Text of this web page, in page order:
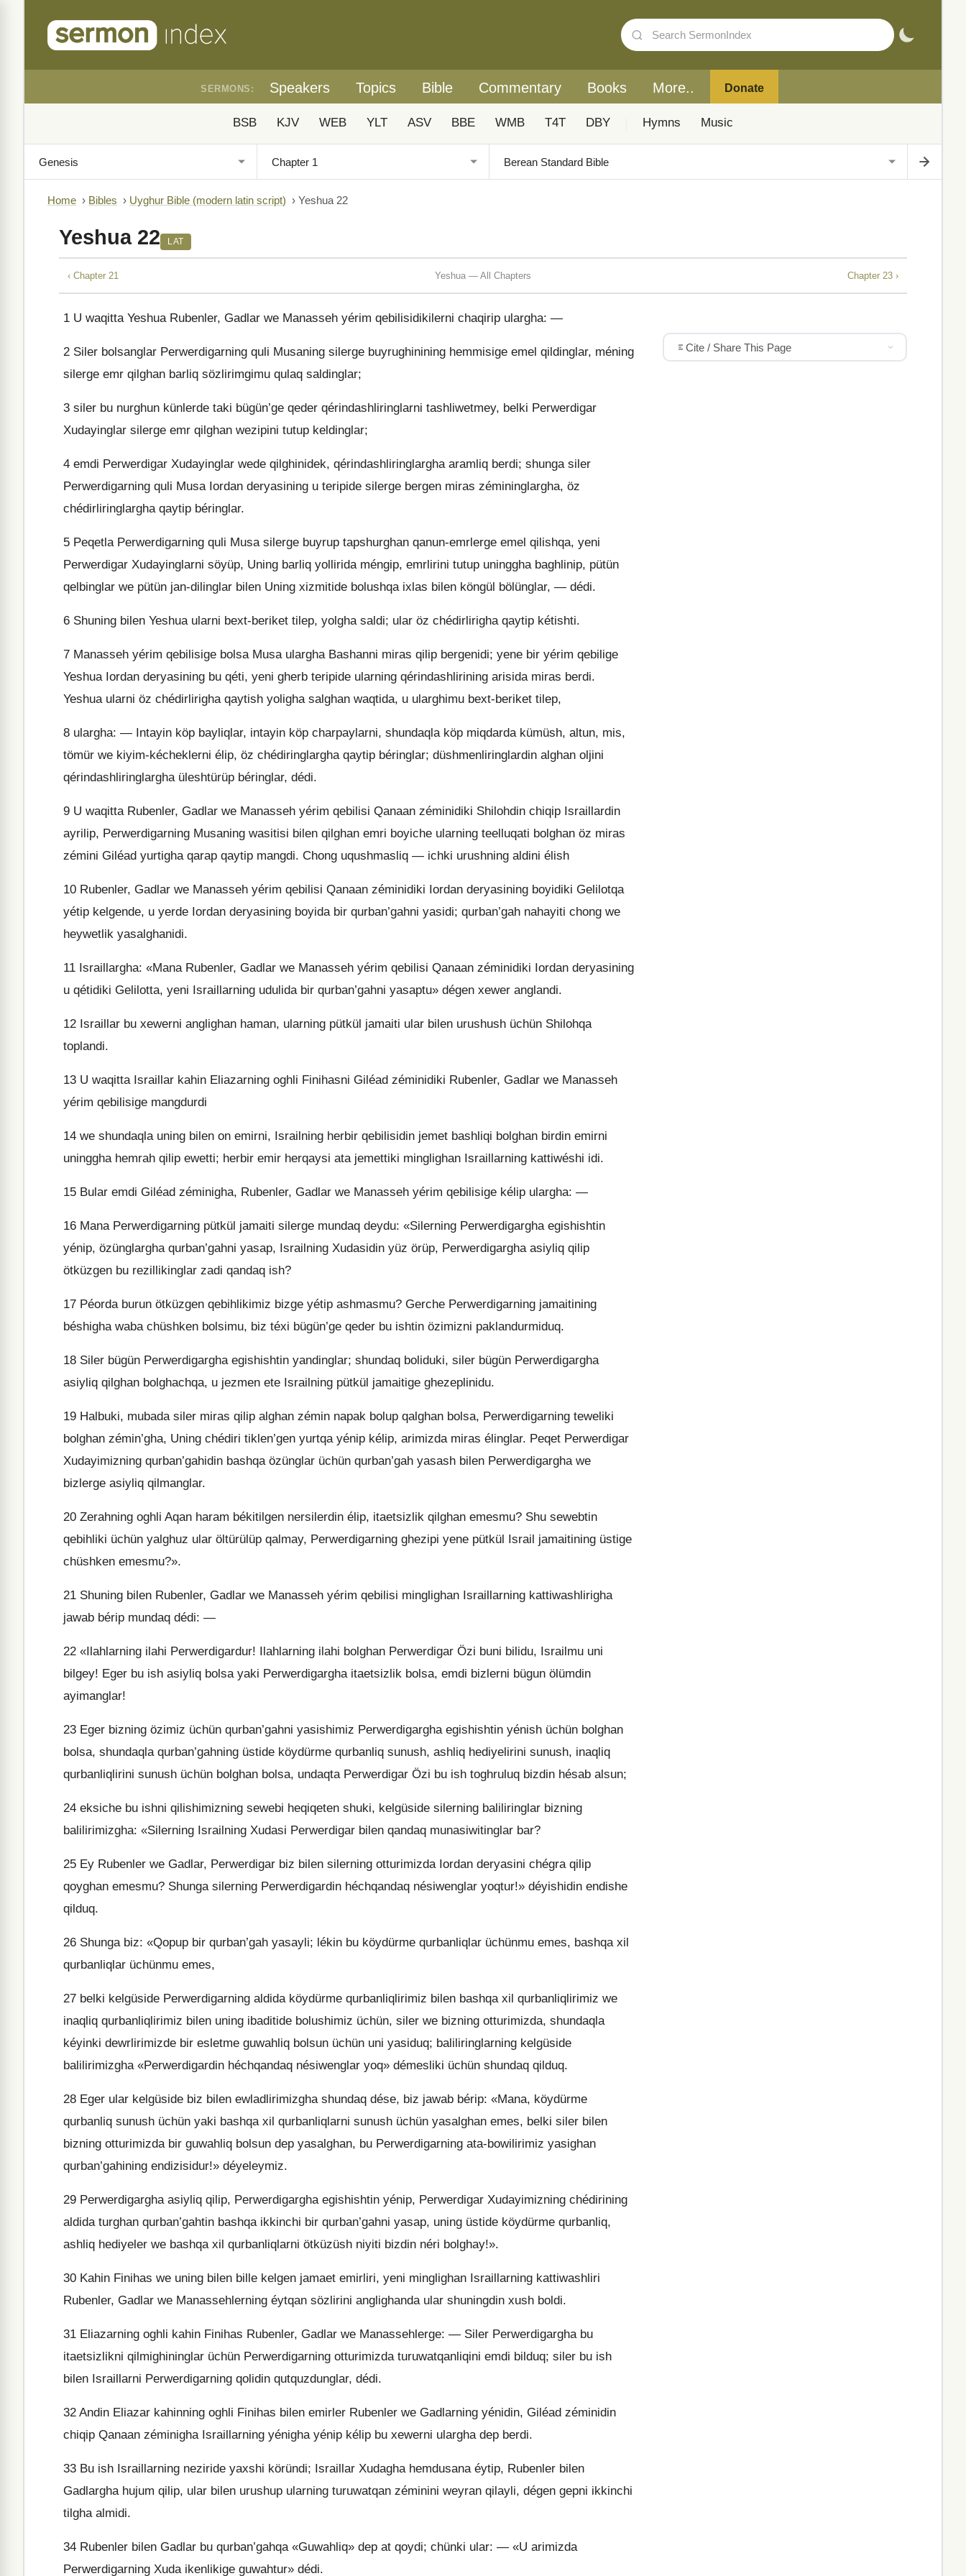
SERMONS: Speakers Topics Bible Commentary Books More.. Donate
BSB KJV WEB YLT ASV BBE WMB T4T DBY Hymns Music
Home › Bibles › Uyghur Bible (modern latin script) › Yeshua 22
Yeshua 22 LAT
‹ Chapter 21 Yeshua — All Chapters Chapter 23 ›
1 U waqitta Yeshua Rubenler, Gadlar we Manasseh yérim qebilisidikilerni chaqirip ulargha: —
2 Siler bolsanglar Perwerdigarning quli Musaning silerge buyrughinining hemmisige emel qildinglar, méning
silerge emr qilghan barliq sözlirimgimu qulaq saldinglar;
3 siler bu nurghun künlerde taki bügün’ge qeder qérindashliringlarni tashliwetmey, belki Perwerdigar
Xudayinglar silerge emr qilghan wezipini tutup keldinglar;
4 emdi Perwerdigar Xudayinglar wede qilghinidek, qérindashliringlargha aramliq berdi; shunga siler
Perwerdigarning quli Musa Iordan deryasining u teripide silerge bergen miras zémininglargha, öz
chédirliringlargha qaytip béringlar.
5 Peqetla Perwerdigarning quli Musa silerge buyrup tapshurghan qanun-emrlerge emel qilishqa, yeni
Perwerdigar Xudayinglarni söyüp, Uning barliq yollirida méngip, emrlirini tutup uninggha baghlinip, pütün
qelbinglar we pütün jan-dilinglar bilen Uning xizmitide bolushqa ixlas bilen köngül bölünglar, — dédi.
6 Shuning bilen Yeshua ularni bext-beriket tilep, yolgha saldi; ular öz chédirlirigha qaytip kétishti.
7 Manasseh yérim qebilisige bolsa Musa ulargha Bashanni miras qilip bergenidi; yene bir yérim qebilige
Yeshua Iordan deryasining bu qéti, yeni gherb teripide ularning qérindashlirining arisida miras berdi.
Yeshua ularni öz chédirlirigha qaytish yoligha salghan waqtida, u ularghimu bext-beriket tilep,
8 ulargha: — Intayin köp bayliqlar, intayin köp charpaylarni, shundaqla köp miqdarda kümüsh, altun, mis,
tömür we kiyim-kécheklerni élip, öz chédiringlargha qaytip béringlar; düshmenliringlardin alghan oljini
qérindashliringlargha üleshtürüp béringlar, dédi.
9 U waqitta Rubenler, Gadlar we Manasseh yérim qebilisi Qanaan zéminidiki Shilohdin chiqip Israillardin
ayrilip, Perwerdigarning Musaning wasitisi bilen qilghan emri boyiche ularning teelluqati bolghan öz miras
zémini Giléad yurtigha qarap qaytip mangdi. Chong uqushmasliq — ichki urushning aldini élish
10 Rubenler, Gadlar we Manasseh yérim qebilisi Qanaan zéminidiki Iordan deryasining boyidiki Gelilotqa
yétip kelgende, u yerde Iordan deryasining boyida bir qurban’gahni yasidi; qurban’gah nahayiti chong we
heywetlik yasalghanidi.
11 Israillargha: «Mana Rubenler, Gadlar we Manasseh yérim qebilisi Qanaan zéminidiki Iordan deryasining
u qétidiki Gelilotta, yeni Israillarning udulida bir qurban’gahni yasaptu» dégen xewer anglandi.
12 Israillar bu xewerni anglighan haman, ularning pütkül jamaiti ular bilen urushush üchün Shilohqa
toplandi.
13 U waqitta Israillar kahin Eliazarning oghli Finihasni Giléad zéminidiki Rubenler, Gadlar we Manasseh
yérim qebilisige mangdurdi
14 we shundaqla uning bilen on emirni, Israilning herbir qebilisidin jemet bashliqi bolghan birdin emirni
uninggha hemrah qilip ewetti; herbir emir herqaysi ata jemettiki minglighan Israillarning kattiwéshi idi.
15 Bular emdi Giléad zéminigha, Rubenler, Gadlar we Manasseh yérim qebilisige kélip ulargha: —
16 Mana Perwerdigarning pütkül jamaiti silerge mundaq deydu: «Silerning Perwerdigargha egishishtin
yénip, özünglargha qurban’gahni yasap, Israilning Xudasidin yüz örüp, Perwerdigargha asiyliq qilip
ötküzgen bu rezillikinglar zadi qandaq ish?
17 Péorda burun ötküzgen qebihlikimiz bizge yétip ashmasmu? Gerche Perwerdigarning jamaitining
béshigha waba chüshken bolsimu, biz téxi bügün’ge qeder bu ishtin özimizni paklandurmiduq.
18 Siler bügün Perwerdigargha egishishtin yandinglar; shundaq boliduki, siler bügün Perwerdigargha
asiyliq qilghan bolghachqa, u jezmen ete Israilning pütkül jamaitige ghezeplinidu.
19 Halbuki, mubada siler miras qilip alghan zémin napak bolup qalghan bolsa, Perwerdigarning teweliki
bolghan zémin’gha, Uning chédiri tiklen’gen yurtqa yénip kélip, arimizda miras élinglar. Peqet Perwerdigar
Xudayimizning qurban’gahidin bashqa özünglar üchün qurban’gah yasash bilen Perwerdigargha we
bizlerge asiyliq qilmanglar.
20 Zerahning oghli Aqan haram békitilgen nersilerdin élip, itaetsizlik qilghan emesmu? Shu sewebtin
qebihliki üchün yalghuz ular öltürülüp qalmay, Perwerdigarning ghezipi yene pütkül Israil jamaitining üstige
chüshken emesmu?».
21 Shuning bilen Rubenler, Gadlar we Manasseh yérim qebilisi minglighan Israillarning kattiwashlirigha
jawab bérip mundaq dédi: —
22 «Ilahlarning ilahi Perwerdigardur! Ilahlarning ilahi bolghan Perwerdigar Özi buni bilidu, Israilmu uni
bilgey! Eger bu ish asiyliq bolsa yaki Perwerdigargha itaetsizlik bolsa, emdi bizlerni bügun ölümdin
ayimanglar!
23 Eger bizning özimiz üchün qurban’gahni yasishimiz Perwerdigargha egishishtin yénish üchün bolghan
bolsa, shundaqla qurban’gahning üstide köydürme qurbanliq sunush, ashliq hediyelirini sunush, inaqliq
qurbanliqlirini sunush üchün bolghan bolsa, undaqta Perwerdigar Özi bu ish toghruluq bizdin hésab alsun;
24 eksiche bu ishni qilishimizning sewebi heqiqeten shuki, kelgüside silerning baliliringlar bizning
balilirimizgha: «Silerning Israilning Xudasi Perwerdigar bilen qandaq munasiwitinglar bar?
25 Ey Rubenler we Gadlar, Perwerdigar biz bilen silerning otturimizda Iordan deryasini chégra qilip
qoyghan emesmu? Shunga silerning Perwerdigardin héchqandaq nésiwenglar yoqtur!» déyishidin endishe
qilduq.
26 Shunga biz: «Qopup bir qurban’gah yasayli; lékin bu köydürme qurbanliqlar üchünmu emes, bashqa xil
qurbanliqlar üchünmu emes,
27 belki kelgüside Perwerdigarning aldida köydürme qurbanliqlirimiz bilen bashqa xil qurbanliqlirimiz we
inaqliq qurbanliqlirimiz bilen uning ibaditide bolushimiz üchün, siler we bizning otturimizda, shundaqla
kéyinki dewrlirimizde bir esletme guwahliq bolsun üchün uni yasiduq; baliliringlarning kelgüside
balilirimizgha «Perwerdigardin héchqandaq nésiwenglar yoq» démesliki üchün shundaq qilduq.
28 Eger ular kelgüside biz bilen ewladlirimizgha shundaq dése, biz jawab bérip: «Mana, köydürme
qurbanliq sunush üchün yaki bashqa xil qurbanliqlarni sunush üchün yasalghan emes, belki siler bilen
bizning otturimizda bir guwahliq bolsun dep yasalghan, bu Perwerdigarning ata-bowilirimiz yasighan
qurban’gahining endizisidur!» déyeleymiz.
29 Perwerdigargha asiyliq qilip, Perwerdigargha egishishtin yénip, Perwerdigar Xudayimizning chédirining
aldida turghan qurban’gahtin bashqa ikkinchi bir qurban’gahni yasap, uning üstide köydürme qurbanliq,
ashliq hediyeler we bashqa xil qurbanliqlarni ötküzüsh niyiti bizdin néri bolghay!».
30 Kahin Finihas we uning bilen bille kelgen jamaet emirliri, yeni minglighan Israillarning kattiwashliri
Rubenler, Gadlar we Manassehlerning éytqan sözlirini anglighanda ular shuningdin xush boldi.
31 Eliazarning oghli kahin Finihas Rubenler, Gadlar we Manassehlerge: — Siler Perwerdigargha bu
itaetsizlikni qilmighininglar üchün Perwerdigarning otturimizda turuwatqanliqini emdi bilduq; siler bu ish
bilen Israillarni Perwerdigarning qolidin qutquzdunglar, dédi.
32 Andin Eliazar kahinning oghli Finihas bilen emirler Rubenler we Gadlarning yénidin, Giléad zéminidin
chiqip Qanaan zéminigha Israillarning yénigha yénip kélip bu xewerni ulargha dep berdi.
33 Bu ish Israillarning neziride yaxshi köründi; Israillar Xudagha hemdusana éytip, Rubenler bilen
Gadlargha hujum qilip, ular bilen urushup ularning turuwatqan zéminini weyran qilayli, dégen gepni ikkinchi
tilgha almidi.
34 Rubenler bilen Gadlar bu qurban’gahqa «Guwahliq» dep at qoydi; chünki ular: — «U arimizda
Perwerdigarning Xuda ikenlikige guwahtur» dédi.
Cite / Share This Page